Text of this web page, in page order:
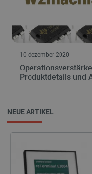
NEUE ARTIKEL
10 dezember 2020
Produktdetails und